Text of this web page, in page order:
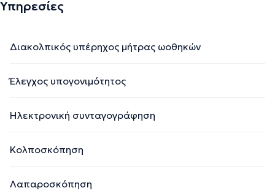
Υπηρεσίες
Διακολπικός υπέρηχος μήτρας ωοθηκών
Έλεγχος υπογονιμότητος
Ηλεκτρονική συνταγογράφηση
Κολποσκόπηση
Λαπαροσκόπηση